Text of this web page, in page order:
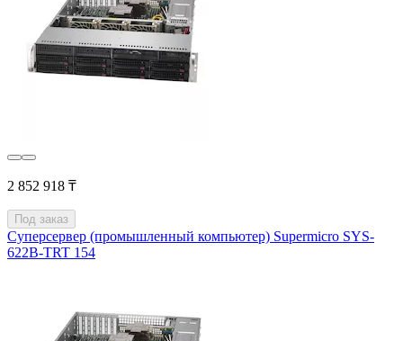
2 852 918 ₸
Под заказ
Суперсервер (промышленный компьютер) Supermicro SYS-
622B-TRT 154